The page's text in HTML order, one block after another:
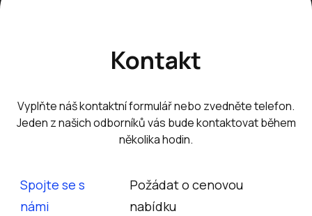
Kontakt
Vyplňte náš kontaktní formulář nebo zvedněte telefon.
Jeden z našich odborníků vás bude kontaktovat během
několika hodin.
Spojte se s
námi
Požádat o cenovou
nabídku